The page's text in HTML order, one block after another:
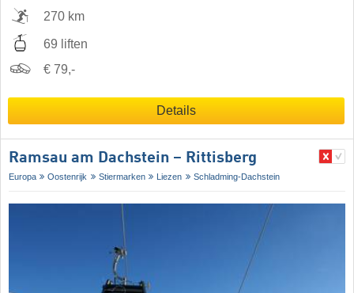
270 km
69 liften
€ 79,-
Details
Ramsau am Dachstein – Rittisberg
Europa Oostenrijk Stiermarken Liezen Schladming-Dachstein